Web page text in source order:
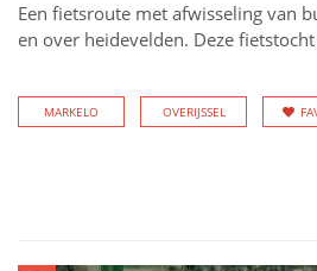
Een fietsroute met afwisseling van
en over heidevelden. Deze
MARKELO OVERIJSSEL